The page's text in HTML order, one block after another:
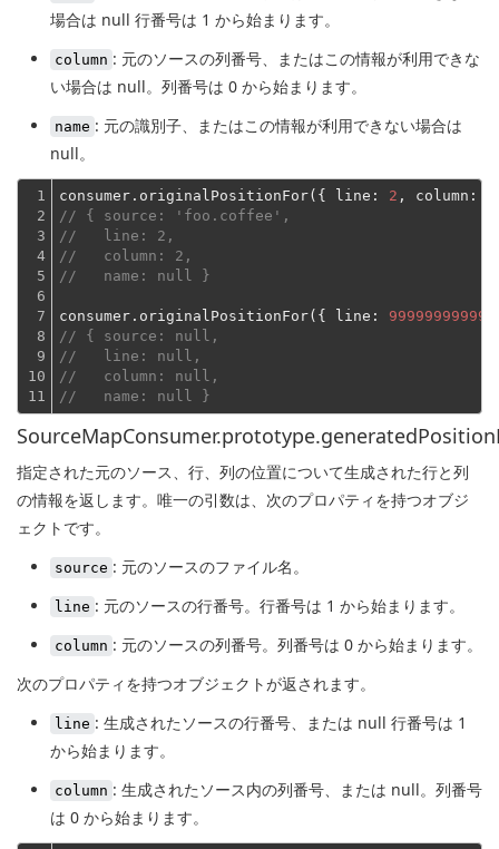
場合は null 行番号は 1 から始まります。
column : 元のソースの列番号、またはこの情報が利用できな
い場合は null。列番号は 0 から始まります。
name : 元の識別子、またはこの情報が利用できない場合は
null。
1
2
3
4
5
6
7
8
9
10
11
consumer.originalPositionFor({ line : 2 , column :
// { source: 'foo.coffee',
//   line: 2,
//   column: 2,
//   name: null }
consumer.originalPositionFor({ line :
// { source: null,
//   line: null,
//   column: null,
//   name: null }
指定された元のソース、行、列の位置について生成された行と列
の情報を返します。唯一の引数は、次のプロパティを持つオブジ
ェクトです。
source : 元のソースのファイル名。
line : 元のソースの行番号。行番号は 1 から始まります。
column : 元のソースの列番号。列番号は 0 から始まります。
次のプロパティを持つオブジェクトが返されます。
line : 生成されたソースの行番号、または null 行番号は 1
から始まります。
column : 生成されたソース内の列番号、または null。列番号
は 0 から始まります。